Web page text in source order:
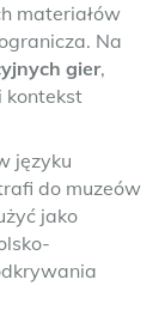
materiałów
Na
gier,
kontekst
języku
do muzeów
jako